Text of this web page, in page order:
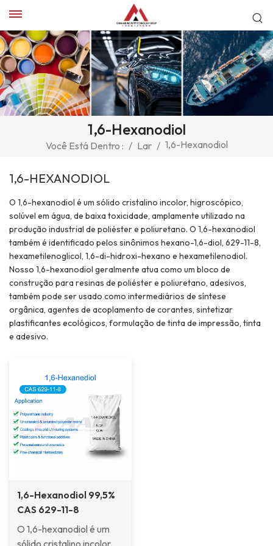
1,6-Hexanodiol
Você Está Dentro : / Lar / 1,6-Hexanodiol
1,6-HEXANODIOL
O 1,6-hexanodiol é um sólido cristalino incolor, higroscópico,
solúvel em água, de baixa toxicidade, amplamente utilizado na
produção industrial de poliéster e poliuretano. O 1,6-hexanodiol
também é identificado pelos sinônimos hexano-1,6-diol, 629-11-8,
hexametilenoglicol, 1,6-di-hidroxi-hexano e hexametilenodiol.
Nosso 1,6-hexanodiol geralmente atua como um bloco de
construção para resinas de poliéster e poliuretano, adesivos,
também pode ser usado como intermediários de síntese
orgânica, agentes de acoplamento de corantes, sintetizar
plastificantes ecológicos, formulação de tinta de impressão, tinta
e adesivo.
1,6-Hexanodiol 99,5%
CAS 629-11-8
O 1,6-hexanodiol é um
sólido cristalino incolor,